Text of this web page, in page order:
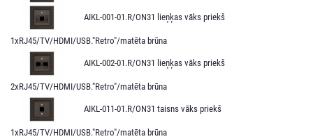
AIKL-001-01.R/ON31 lieņķas vāks priekš
1xRJ45/TV/HDMI/USB."Retro"/matēta brūna
AIKL-002-01.R/ON31 lieņķas vāks priekš
2xRJ45/TV/HDMI/USB."Retro"/matēta brūna
AIKL-011-01.R/ON31 taisns vāks priekš
1xRJ45/TV/HDMI/USB."Retro"/matēta brūna